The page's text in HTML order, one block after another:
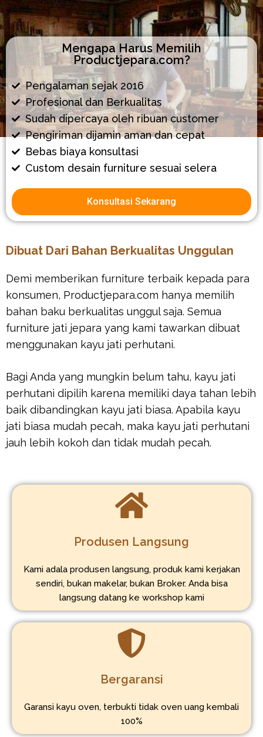
Mengapa Harus Memilih
Productjepara.com?
Pengalaman sejak 2016
Profesional dan Berkualitas
Sudah dipercaya oleh ribuan customer
Pengiriman dijamin aman dan cepat
Bebas biaya konsultasi
Custom desain furniture sesuai selera
Konsultasi Sekarang
Dibuat Dari Bahan Berkualitas Unggulan
Demi memberikan furniture terbaik kepada para
konsumen, Productjepara.com hanya memilih
bahan baku berkualitas unggul saja. Semua
furniture jati jepara yang kami tawarkan dibuat
menggunakan kayu jati perhutani.
Bagi Anda yang mungkin belum tahu, kayu jati
perhutani dipilih karena memiliki daya tahan lebih
baik dibandingkan kayu jati biasa. Apabila kayu
jati biasa mudah pecah, maka kayu jati perhutani
jauh lebih kokoh dan tidak mudah pecah.
Produsen Langsung
Kami adala produsen langsung, produk kami kerjakan
sendiri, bukan makelar, bukan Broker. Anda bisa
langsung datang ke workshop kami
Bergaransi
Garansi kayu oven, terbukti tidak oven uang kembali
100%